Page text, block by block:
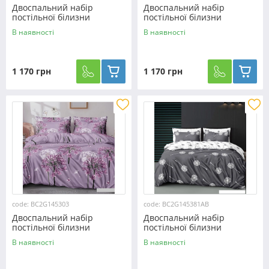
Двоспальний набір
постільної білизни
180*220 із Бязі "Gold" з
простирадлом на резинці
В наявності
1 170 грн
Двоспальний набір
постільної білизни
180*220 із Бязі "Gold" з
простирадлом на резинці
В наявності
1 170 грн
code: BC2G145303
Двоспальний набір
постільної білизни
180*220 із Бязі "Gold" з
простирадлом на резинці
В наявності
code: BC2G145381AB
Двоспальний набір
постільної білизни
180*220 із Бязі "Gold" з
простирадлом на резинці
В наявності